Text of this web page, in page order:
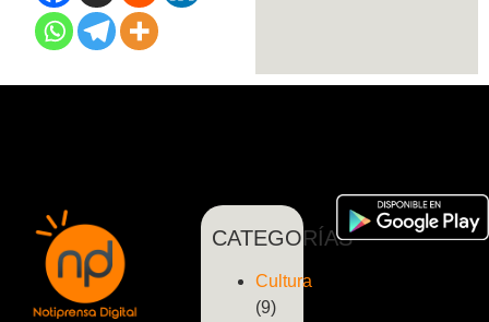
CATEGORÍAS
Cultura
(9)